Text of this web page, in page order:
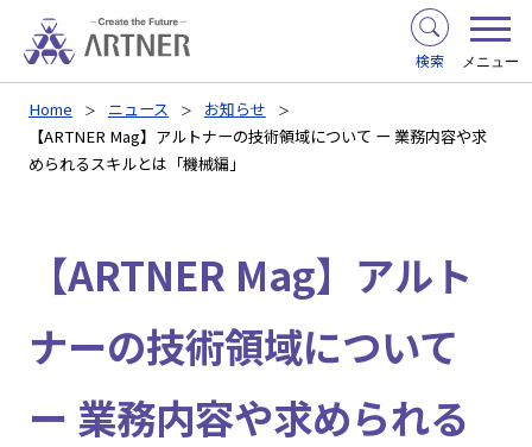
検索 メニュー
Home ニュース
お知らせ
【ARTNER Mag】アルトナーの技術領域について ー 業務内容や求
められるスキルとは「機械編」
【ARTNER Mag】アルト
ナーの技術領域について
ー 業務内容や求められる